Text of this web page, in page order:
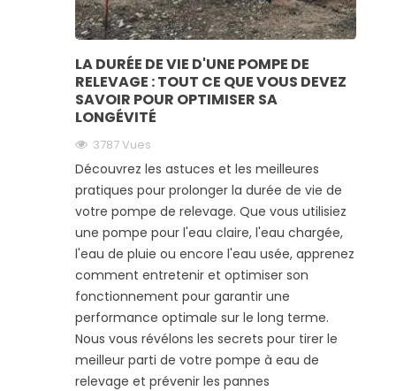
LA DURÉE DE VIE D'UNE POMPE DE
RELEVAGE : TOUT CE QUE VOUS DEVEZ
SAVOIR POUR OPTIMISER SA
LONGÉVITÉ
3787Vues
Découvrez les astuces et les meilleures
pratiques pour prolonger la durée de vie de
votre pompe de relevage. Que vous utilisiez
une pompe pour l'eau claire, l'eau chargée,
l'eau de pluie ou encore l'eau usée, apprenez
comment entretenir et optimiser son
fonctionnement pour garantir une
performance optimale sur le long terme.
Nous vous révélons les secrets pour tirer le
meilleur parti de votre pompe à eau de
relevage et prévenir les pannes